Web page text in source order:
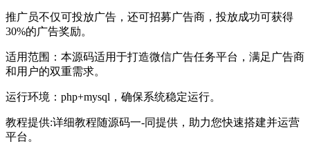
推广员不仅可投放广告，还可招募广告商，投放成功可获得
30%的广告奖励。
适用范围：本源码适用于打造微信广告任务平台，满足广告商
和用户的双重需求。
运行环境：php+mysql，确保系统稳定运行。
教程提供:详细教程随源码一-同提供，助力您快速搭建并运营
平台。